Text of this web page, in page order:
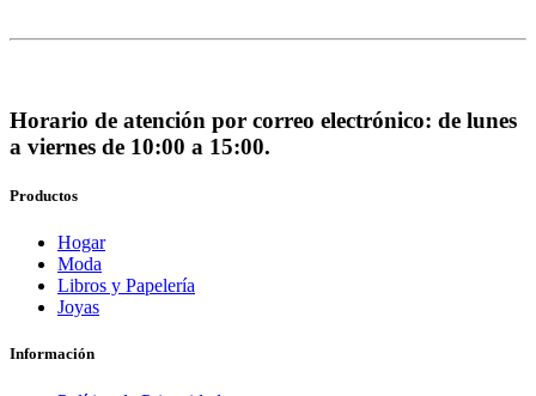
Horario de atención por correo electrónico: de lunes
a viernes de 10:00 a 15:00.
Productos
Hogar
Moda
Libros y Papelería
Joyas
Información